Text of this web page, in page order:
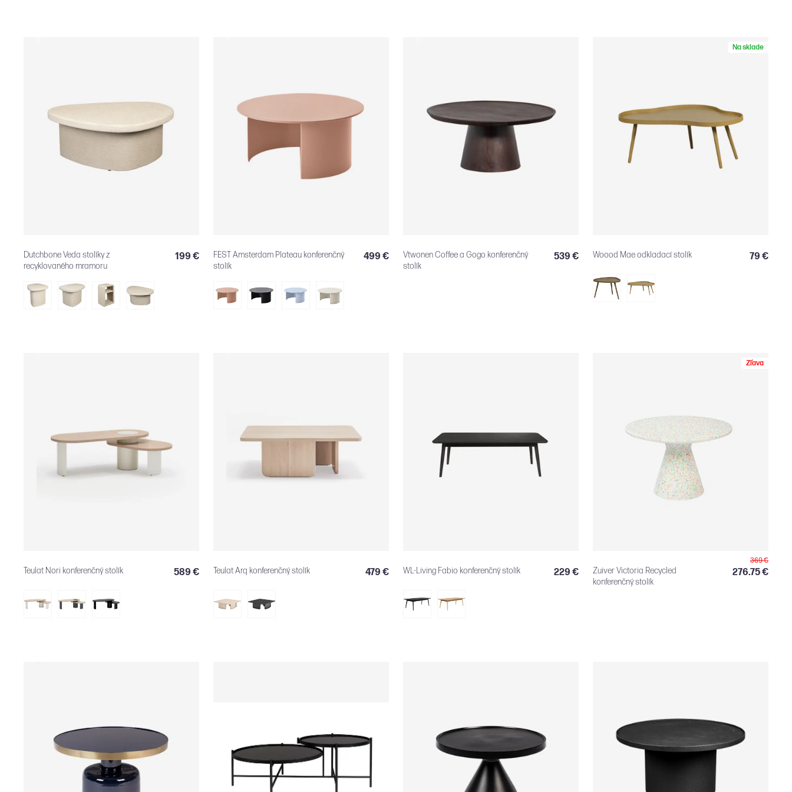
Dutchbone Veda stolíky z
recyklovaného mramoru
199 €
FEST Amsterdam Plateau konferenčný
stolík
499 €
Vtwonen Coffee a Gogo konferenčný
stolík
539 €
Na sklade
Woood Mae odkladací stolík 79 €
Teulat Nori konferenčný stolík 589 € Teulat Arq konferenčný stolík 479 € WL-Living Fabio konferenčný stolík 229 €
Zľava
Zuiver Victoria Recycled
konferenčný stolík
369 €
276.75 €